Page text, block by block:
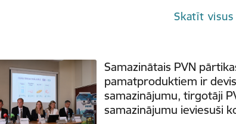
Skatīt
Samazinātais PVN
pamatproduktiem ir
samazinājumu, tirgotāji
samazinājumu ieviesuši